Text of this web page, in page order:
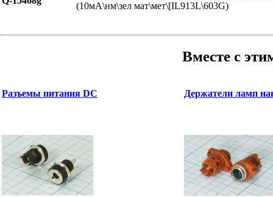
(10мА\нм\зел мат\мет\[IL913L\603G)
Вместе с
Разъемы питания DC Держатели ламп